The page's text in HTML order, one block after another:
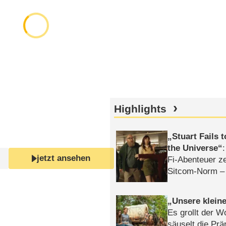
jetzt ansehen
Highlights
Stuart Fails
the Universe
Fi-Abenteuer
Sitcom-Norm
Unsere
Es grollt der
säuselt die